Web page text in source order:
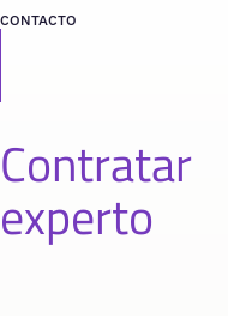
CONTACTO
Contratar
experto